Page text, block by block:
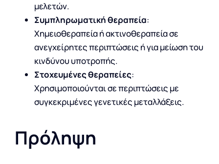
μελετών.
Συμπληρωματική θεραπεία:
Χημειοθεραπεία ή ακτινοθεραπεία σε
ανεγχείρητες περιπτώσεις ή για μείωση του
κινδύνου υποτροπής.
Στοχευμένες θεραπείες:
Χρησιμοποιούνται σε περιπτώσεις με
συγκεκριμένες γενετικές μεταλλάξεις.
Πρόληψη